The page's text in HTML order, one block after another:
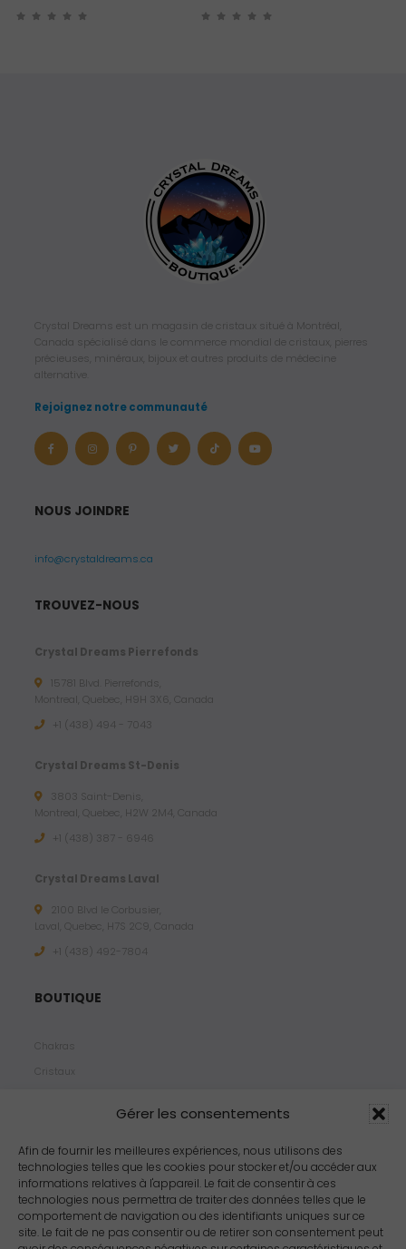
Gérer les consentements
Afin de fournir les meilleures expériences, nous utilisons des
technologies telles que les cookies pour stocker et/ou accéder aux
informations relatives à l'appareil. Le fait de consentir à ces
technologies nous permettra de traiter des données telles que le
comportement de navigation ou des identifiants uniques sur ce
site. Le fait de ne pas consentir ou de retirer son consentement peut
Crystal Dreams est un magasin de cristaux situé à Montréal,
Canada spécialisé dans le commerce mondial de cristaux, pierres
précieuses, minéraux, bijoux et autres produits de médecine
alternative.
Rejoignez notre communauté
NOUS JOINDRE
info@crystaldreams.ca
TROUVEZ-NOUS
Crystal Dreams Pierrefonds
15781 Blvd. Pierrefonds,
Montreal, Quebec, H9H 3X6, Canada
+1 (438) 494 - 7043
Crystal Dreams St-Denis
3803 Saint-Denis,
Montreal, Quebec, H2W 2M4, Canada
+1 (438) 387 - 6946
Crystal Dreams Laval
2100 Blvd le Corbusier,
Laval, Quebec, H7S 2C9, Canada
+1 ‪(438) 492-7804‬
BOUTIQUE
Chakras
Cristaux
Propriétés
Arômes
Zodiacs